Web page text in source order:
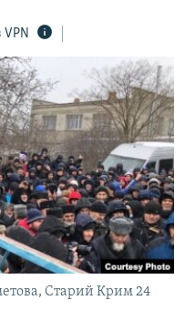
VPN
Старий Крим 24